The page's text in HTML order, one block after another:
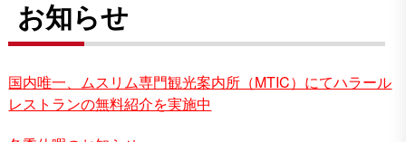
お知らせ
国内唯一、ムスリム専門観光案内所（MTIC）にてハラール
レストランの無料紹介を実施中